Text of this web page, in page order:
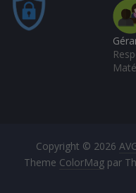
Copyright © 2026
Theme ColorMagpar